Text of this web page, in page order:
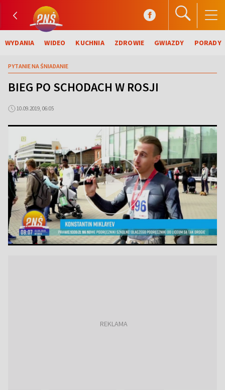
WYDANIA WIDEO KUCHNIA ZDROWIE GWIAZDY PORADY
PYTANIE NA ŚNIADANIE
BIEG PO SCHODACH W ROSJI
10.09.2019, 06:05